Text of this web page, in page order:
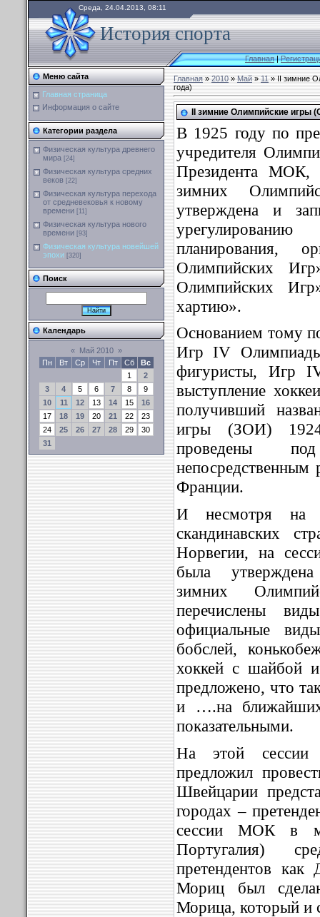
Среда, 24.04.2013, 08:11
История спорта
Главная|
Меню сайта
Главная страница
Информация о сайте
Категории раздела
Физическая культура древнего
мира [24]
Физическая культура средних
веков [22]
Физическая культура перехода
от средневековья к новому
времени [11]
Физическая культура нового
времени [93]
Физическая культура новейшей
эпохи [320]
Поиск
Календарь
« Май 2010 »
Пн
Вт Ср Чт Пт Сб
Вс
1
2
3
4 5 6 7 8
9
10
11 12 13 14 15
16
17
18 19 20 21 22
23
24
25 26 27 28 29
30
31
Главная»2010»Май»11» II зимние
года)
II зимние Олимпийские игры
В 1925 году по
учредителя
Президента МОК,
зимних
утверждена и
планирования,
Олимпийских
Олимпийских
хартию».
Основанием тому
Игр IV
фигуристы, Игр
выступление
получивший
игры (ЗОИ)
проведены
Франции.
И несмотря на
скандинавских
Норвегии, на
была
зимних
перечислены
официальные
бобслей,
хоккей с шайбой
предложено, что
и ….на
показательными.
На этой сессии
предложил
Швейцарии
городах –
сессии МОК в
Португалия)
претендентов как
Мориц был
Морица, который и